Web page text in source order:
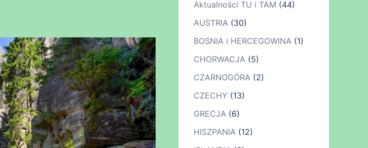
Aktualności TU i TAM (44)
AUSTRIA(30)
BOSNIA i HERCEGOWINA(1)
CHORWACJA(5)
CZARNOGÓRA(2)
CZECHY (13)
GRECJA(6)
HISZPANIA(12)